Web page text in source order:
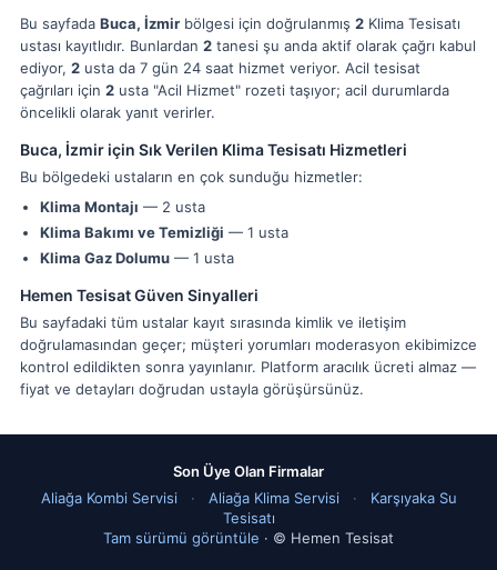
Bu sayfada Buca, İzmir bölgesi için doğrulanmış 2 Klima Tesisatı
ustası kayıtlıdır. Bunlardan 2 tanesi şu anda aktif olarak çağrı kabul
ediyor, 2 usta da 7 gün 24 saat hizmet veriyor. Acil tesisat
çağrıları için 2 usta "Acil Hizmet" rozeti taşıyor; acil durumlarda
öncelikli olarak yanıt verirler.
Buca, İzmir için Sık Verilen Klima Tesisatı Hizmetleri
Bu bölgedeki ustaların en çok sunduğu hizmetler:
Klima Montajı — 2 usta
Klima Bakımı ve Temizliği — 1 usta
Klima Gaz Dolumu — 1 usta
Hemen Tesisat Güven Sinyalleri
Bu sayfadaki tüm ustalar kayıt sırasında kimlik ve iletişim
doğrulamasından geçer; müşteri yorumları moderasyon ekibimizce
kontrol edildikten sonra yayınlanır. Platform aracılık ücreti almaz —
fiyat ve detayları doğrudan ustayla görüşürsünüz.
Son Üye Olan Firmalar
Aliağa Kombi Servisi
· Aliağa Klima Servisi ·
Karşıyaka Su
Tesisatı
Tam sürümü görüntüle · © Hemen Tesisat